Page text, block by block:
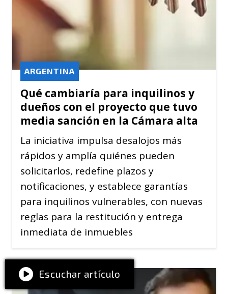
Qué cambiaría para inquilinos y
dueños con el proyecto que tuvo
media sanción en la Cámara alta
ARGENTINA
La iniciativa impulsa desalojos más
rápidos y amplía quiénes pueden
solicitarlos, redefine plazos y
notificaciones, y establece garantías
para inquilinos vulnerables, con nuevas
reglas para la restitución y entrega
inmediata de inmuebles
Escuchar artículo